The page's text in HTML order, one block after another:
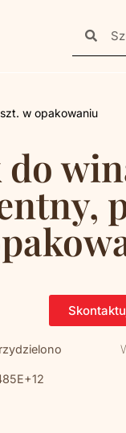
w opakowaniu